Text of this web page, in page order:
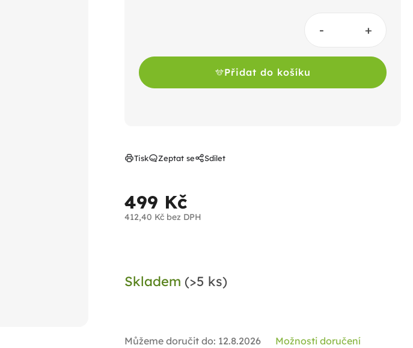
499 Kč
412,40 Kč bez DPH
Skladem (>5 ks)
Můžeme doručit do: 12.8.2026 Možnosti doručení
Přidat do košíku
Tisk Zeptat se Sdílet